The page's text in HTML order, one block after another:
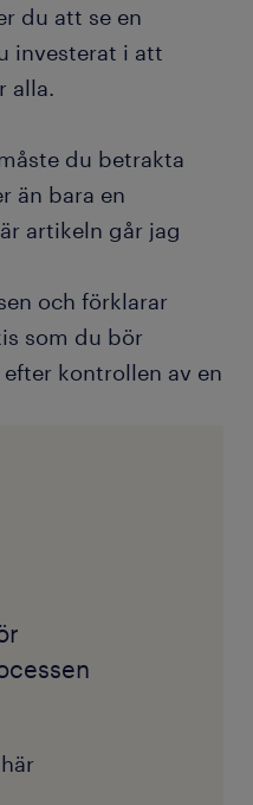
du att se en
investerat i att
alla.
du betrakta
än bara en
artikeln går jag
och förklarar
som du bör
kontrollen av en